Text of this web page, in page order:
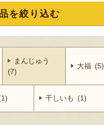
を絞り込む
まんじゅう
(7)
大福 (5)
干しいも (1)